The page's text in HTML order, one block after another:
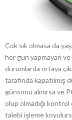
Çok sık olmasa da
her gün yapmayan ve
durumlarda ortaya
tarafında kapatılmış
günsonu alınırsa ve
olup olmadığı
talebi işleme